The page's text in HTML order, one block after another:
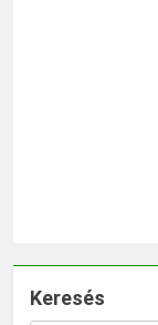
Keresés